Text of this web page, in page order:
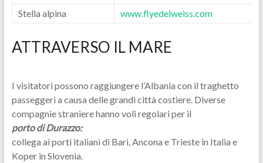
Stella alpina www.flyedelweiss.com
ATTRAVERSO IL MARE
I visitatori possono raggiungere l’Albania con il traghetto
passeggeri a causa delle grandi città costiere. Diverse
compagnie straniere hanno voli regolari per il
porto di Durazzo:
collega ai porti italiani di Bari, Ancona e Trieste in Italia e
Koper in Slovenia.